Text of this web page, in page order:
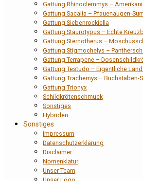
Gattung Rhinoclemmys –
Gattung Sacalia – Pfauenaugen-
Gattung Siebenrockiella
Gattung Staurotypus – Echte
Gattung Sternotherus –
Gattung Stigmochelys –
Gattung Terrapene –
Gattung Testudo – Eigentliche
Gattung Trachemys – Buchstaben-
Gattung Trionyx
Schildkrötenschmuck
Sonstiges
Hybriden
Sonstiges
Impressum
Datenschutzerklärung
Disclaimer
Nomenklatur
Unser Team